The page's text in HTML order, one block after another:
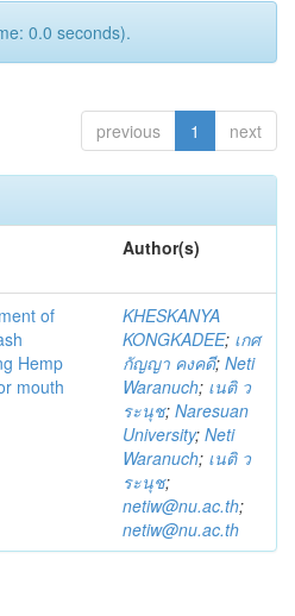
0.0 seconds).
previous 1 next
Author(s)
of
Hemp
mouth
KHESKANYA
KONGKADEE; เกศ
กัญญา คงคดี; Neti
Waranuch; เนติ ว
ระนุช; Naresuan
University; Neti
Waranuch; เนติ ว
ระนุช;
netiw@nu.ac.th;
netiw@nu.ac.th